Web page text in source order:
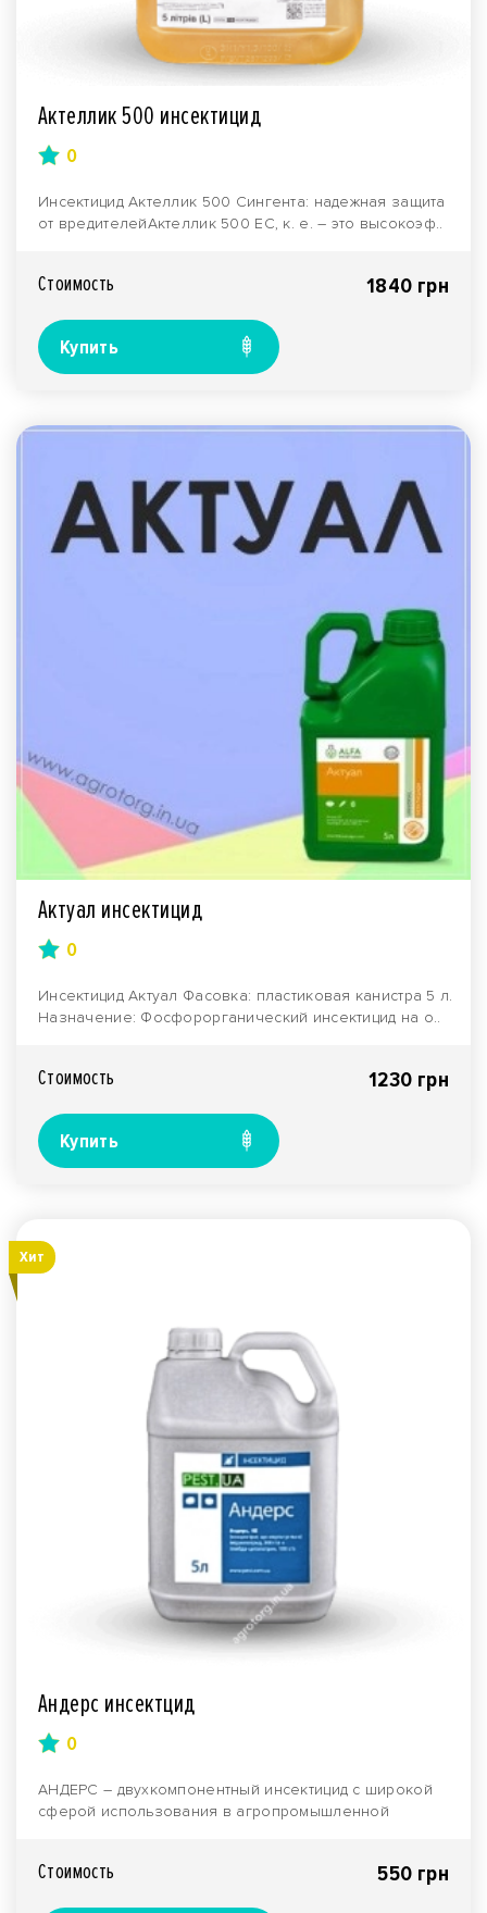
Актеллик 500 инсектицид
0
Инсектицид Актеллик 500 Сингента: надежная защита
от вредителейАктеллик 500 ЕС, к. е. – это высокоэф..
Стоимость 1840 грн
Купить
Актуал инсектицид
0
Инсектицид Актуал Фасовка: пластиковая канистра 5 л.
Назначение: Фосфорорганический инсектицид на о..
Стоимость 1230 грн
Купить
Хит
Андерс инсектцид
0
АНДЕРС – двухкомпонентный инсектицид с широкой
сферой использования в агропромышленной
Стоимость 550 грн